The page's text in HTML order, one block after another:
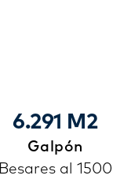
6.291 M2
Galpón
Besares al 1500